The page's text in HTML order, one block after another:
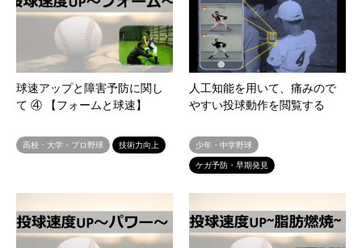
球速アップと障害予防に関し
て ④ 【フォームと球速】
高校・大学・プロ野球 技術力向上
人工知能を用いて、痛みので
やすい投球動作を閲覧する
少年・中学野球
ケガ予防・早期発見